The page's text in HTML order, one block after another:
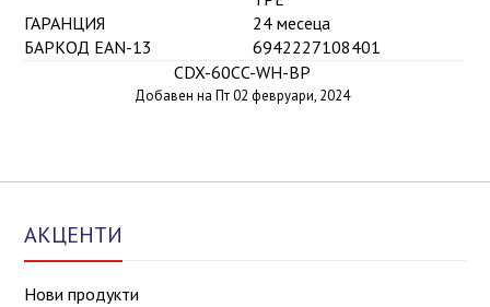
ГАРАНЦИЯ
24 месеца
БАРКОД EAN-13
6942227108401
CDX-60CC-WH-BP
Добавен на Пт 02 февруари, 2024
АКЦЕНТИ
Нови продукти